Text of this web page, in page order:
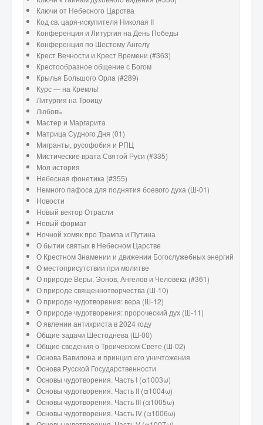
Ключи от Небесного Царства
Код св. царя-искупителя Николая II
Конференция и Литургия на День Победы
Конференция по Шестому Ангелу
Крест Вечности и Крест Времени (#363)
Крестообразное общение с Богом
Крылья Большого Орла (#289)
Курс — на Кремль!
Литургия на Троицу
Любовь
Мастер и Маргарита
Матрица Судного Дня (01)
Мигранты, русофобия и РПЦ
Мистические врата Святой Руси (#335)
Моя история
Небесная фонетика (#355)
Немного пафоса для поднятия боевого духа (Ш-01)
Новости
Новый вектор Отрасли
Новый формат
Ночной хомяк про Трампа и Путина
О бытии святых в Небесном Царстве
О Крестном Знамении и движении Богослужебных энергий
О местоприсутствии при молитве
О природе Веры, Эонов, Ангелов и Человека (#361)
О природе священнотворчества (Ш-10)
О природе чудотворения: вера (Ш-12)
О природе чудотворения: пророческий дух (Ш-11)
О явлении антихриста в 2024 году
Общие задачи Шестоднева (Ш-00)
Общие сведения о Троическом Свете (Ш-02)
Основа Вавилона и принцип его уничтожения
Основа Русской Государственности
Основы чудотворения. Часть I (α1003ω)
Основы чудотворения. Часть II (α1004ω)
Основы чудотворения. Часть III (α1005ω)
Основы чудотворения. Часть IV (α1006ω)